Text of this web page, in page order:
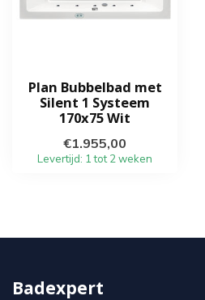
Plan Bubbelbad met
Silent 1 Systeem
170x75 Wit
€1.955,00
Levertijd: 1 tot 2 weken
Badexpert